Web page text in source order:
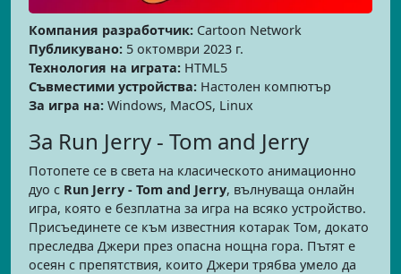
Компания разработчик: Cartoon Network
Публикувано: 5 октомври 2023 г.
Технология на играта: HTML5
Съвместими устройства: Настолен компютър
За игра на: Windows, MacOS, Linux
За Run Jerry - Tom and Jerry
Потопете се в света на класическото анимационно
дуо с Run Jerry - Tom and Jerry, вълнуваща онлайн
игра, която е безплатна за игра на всяко устройство.
Присъединете се към известния котарак Том, докато
преследва Джери през опасна нощна гора. Пътят е
осеян с препятствия, които Джери трябва умело да